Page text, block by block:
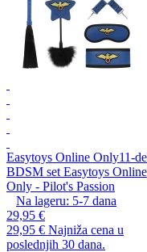
Easytoys Online Only11-
BDSM set Easytoys Online
Only - Pilot's Passion
Na lageru: 5-7 dana
29,95 €
29,95 € Najniža cena u
poslednjih 30 dana.